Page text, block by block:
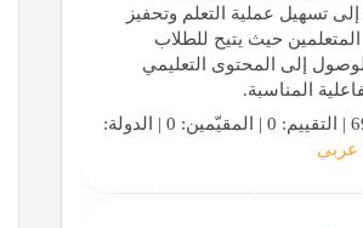
إلى تسهيل عملية التعلم وتحفيز
المتعلمين حيث يتيح للطلاب
إلى المحتوى التعليمي
المناسبة.
عربي